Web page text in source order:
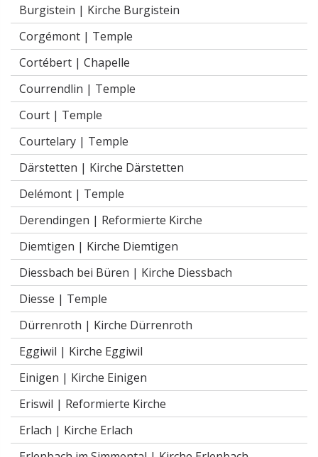
Burgistein | Kirche Burgistein
Corgémont | Temple
Cortébert | Chapelle
Courrendlin | Temple
Court | Temple
Courtelary | Temple
Därstetten | Kirche Därstetten
Delémont | Temple
Derendingen | Reformierte Kirche
Diemtigen | Kirche Diemtigen
Diessbach bei Büren | Kirche Diessbach
Diesse | Temple
Dürrenroth | Kirche Dürrenroth
Eggiwil | Kirche Eggiwil
Einigen | Kirche Einigen
Eriswil | Reformierte Kirche
Erlach | Kirche Erlach